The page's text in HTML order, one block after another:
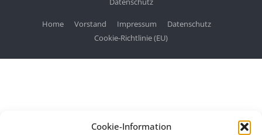
Cookie-Information
Home Vorstand Impressum
Datenschutz
Cookie-Richtlinie (EU)